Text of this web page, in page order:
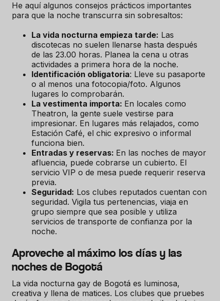
He aquí algunos consejos prácticos importantes
para que la noche transcurra sin sobresaltos:
La vida nocturna empieza tarde: Las
discotecas no suelen llenarse hasta después
de las 23.00 horas. Planea la cena u otras
actividades a primera hora de la noche.
Identificación obligatoria: Lleve su pasaporte
o al menos una fotocopia/foto. Algunos
lugares lo comprobarán.
La vestimenta importa: En locales como
Theatron, la gente suele vestirse para
impresionar. En lugares más relajados, como
Estación Café, el chic expresivo o informal
funciona bien.
Entradas y reservas: En las noches de mayor
afluencia, puede cobrarse un cubierto. El
servicio VIP o de mesa puede requerir reserva
previa.
Seguridad: Los clubes reputados cuentan con
seguridad. Vigila tus pertenencias, viaja en
grupo siempre que sea posible y utiliza
servicios de transporte de confianza por la
noche.
Aproveche al máximo los días y las
noches de Bogotá
La vida nocturna gay de Bogotá es luminosa,
creativa y llena de matices. Los clubes que pruebes